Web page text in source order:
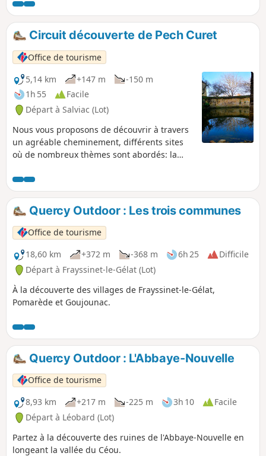
Circuit découverte de Pech Curet
Office de tourisme
5,14 km
+147 m
-150 m
1h 55
Facile
Départ à Salviac (Lot)
Nous vous proposons de découvrir à travers
un agréable cheminement, différents sites
où de nombreux thèmes sont abordés: la
faune et la flore. Ainsi, au rythme de vos pas,
de découverte en découverte, vous
remonterez un bout de l’échelle du temps.
Quercy Outdoor : Les trois communes
Office de tourisme
18,60 km
+372 m -368 m 6h 25
Difficile
Départ à Frayssinet-le-Gélat (Lot)
À la découverte des villages de Frayssinet-le-Gélat,
Pomarède et Goujounac.
Quercy Outdoor : L'Abbaye-Nouvelle
Office de tourisme
8,93 km
+217 m -225 m 3h 10
Facile
Départ à Léobard (Lot)
Partez à la découverte des ruines de l'Abbaye-Nouvelle en
longeant la vallée du Céou.